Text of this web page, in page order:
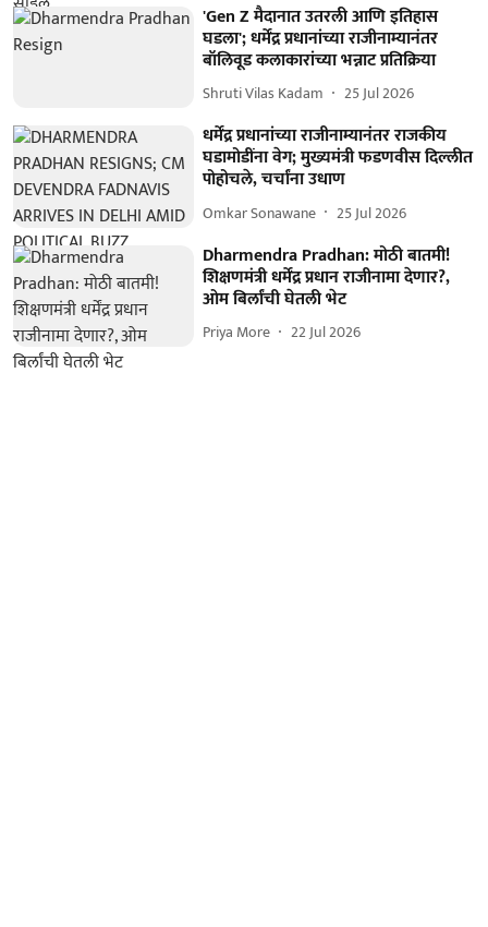
'Gen Z मैदानात उतरली आणि इतिहास
घडला'; धर्मेंद्र प्रधानांच्या राजीनाम्यानंतर
बॉलिवूड कलाकारांच्या भन्नाट प्रतिक्रिया
Shruti Vilas Kadam 25 Jul 2026
धर्मेंद्र प्रधानांच्या राजीनाम्यानंतर राजकीय
घडामोडींना वेग; मुख्यमंत्री फडणवीस दिल्लीत
पोहोचले, चर्चांना उधाण
Omkar Sonawane 25 Jul 2026
Dharmendra Pradhan: मोठी बातमी!
शिक्षणमंत्री धर्मेंद्र प्रधान राजीनामा देणार?,
ओम बिर्लांची घेतली भेट
Priya More 22 Jul 2026